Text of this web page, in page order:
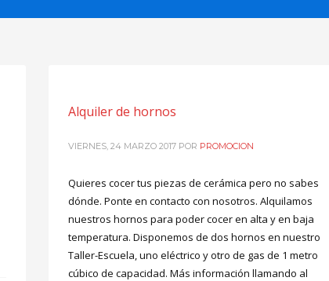
Alquiler de hornos
VIERNES, 24 MARZO 2017 POR PROMOCION
Quieres cocer tus piezas de cerámica pero no sabes
dónde. Ponte en contacto con nosotros. Alquilamos
nuestros hornos para poder cocer en alta y en baja
temperatura. Disponemos de dos hornos en nuestro
Taller-Escuela, uno eléctrico y otro de gas de 1 metro
cúbico de capacidad. Más información llamando al